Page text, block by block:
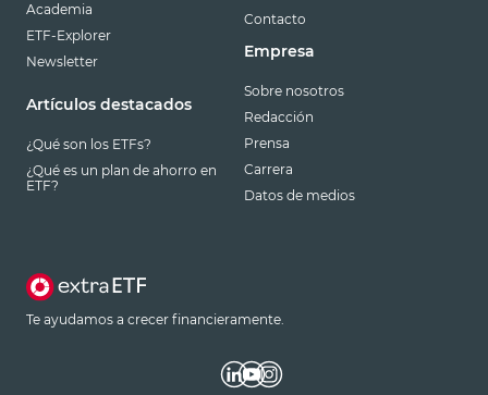
Academia
ETF-Explorer
Newsletter
Artículos destacados
¿Qué son los ETFs?
¿Qué es un plan de ahorro en
ETF?
Contacto
Empresa
Sobre nosotros
Redacción
Prensa
Carrera
Datos de medios
Te ayudamos a crecer financieramente.